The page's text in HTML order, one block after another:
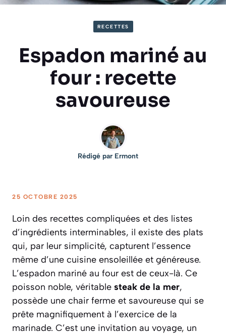
RECETTES
Espadon mariné au
four : recette
savoureuse
Rédigé par Ermont
25 OCTOBRE 2025
Loin des recettes compliquées et des listes
d’ingrédients interminables, il existe des plats
qui, par leur simplicité, capturent l’essence
même d’une cuisine ensoleillée et généreuse.
L’espadon mariné au four est de ceux-là. Ce
poisson noble, véritable steak de la mer,
possède une chair ferme et savoureuse qui se
prête magnifiquement à l’exercice de la
marinade. C’est une invitation au voyage, un